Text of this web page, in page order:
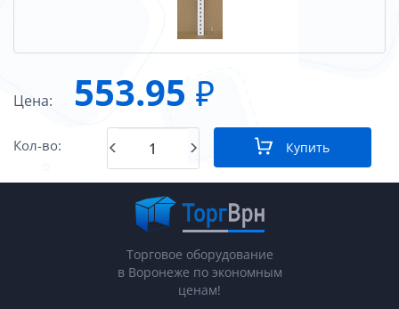
Цена: 553.95 ₽
Кол-во: Купить
Торговое оборудование
в Воронеже по экономным
ценам!